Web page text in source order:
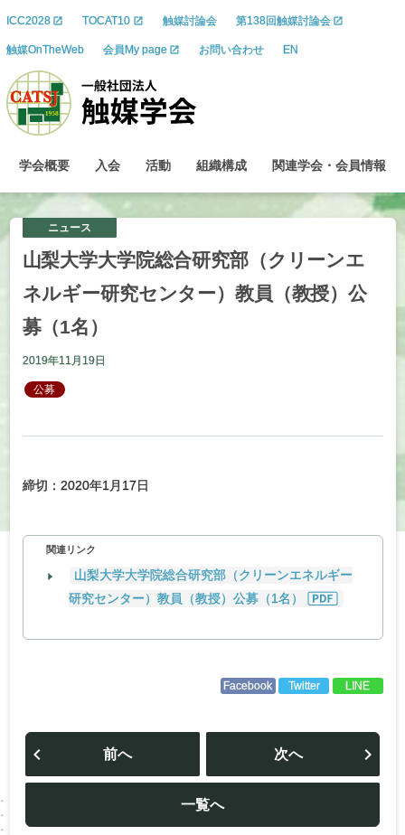
ICC2028 TOCAT10 触媒討論会 第138回触媒討論会
触媒OnTheWeb 会員My page お問い合わせ EN
学会概要 入会 活動 組織構成 関連学会 ・ 会員情報
ニュース
山梨大学大学院総合研究部（クリーンエ
ネルギー研究センター） 教員 （教授）公
募（1名）
2019年11月19日
公募
締切：2020年1月17日
関連リンク
山梨大学大学院総合研究部（クリーンエネルギー
研究センター）教員（教授）公募（1名）
Facebook Twitter LINE
投
ビ
ー
シ
ョ
前へ
一覧へ
次へ